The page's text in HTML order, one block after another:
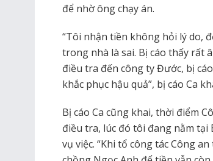
để nhờ ông chạy án.
“Tôi nhận tiền không hỏi lý do,
trong nhà là sai. Bị cáo thấy rất
điều tra đến công ty Đước, bị
khắc phục hậu quả”, bị cáo Ca
Bị cáo Ca cũng khai, thời điểm
điều tra, lúc đó tôi đang nằm tại
vụ việc. “Khi tổ công tác Công